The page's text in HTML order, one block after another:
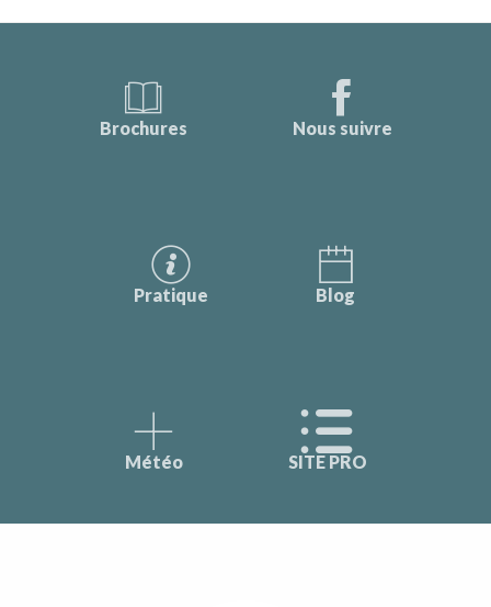
Brochures Nous suivre
Pratique Blog
Météo SITE PRO